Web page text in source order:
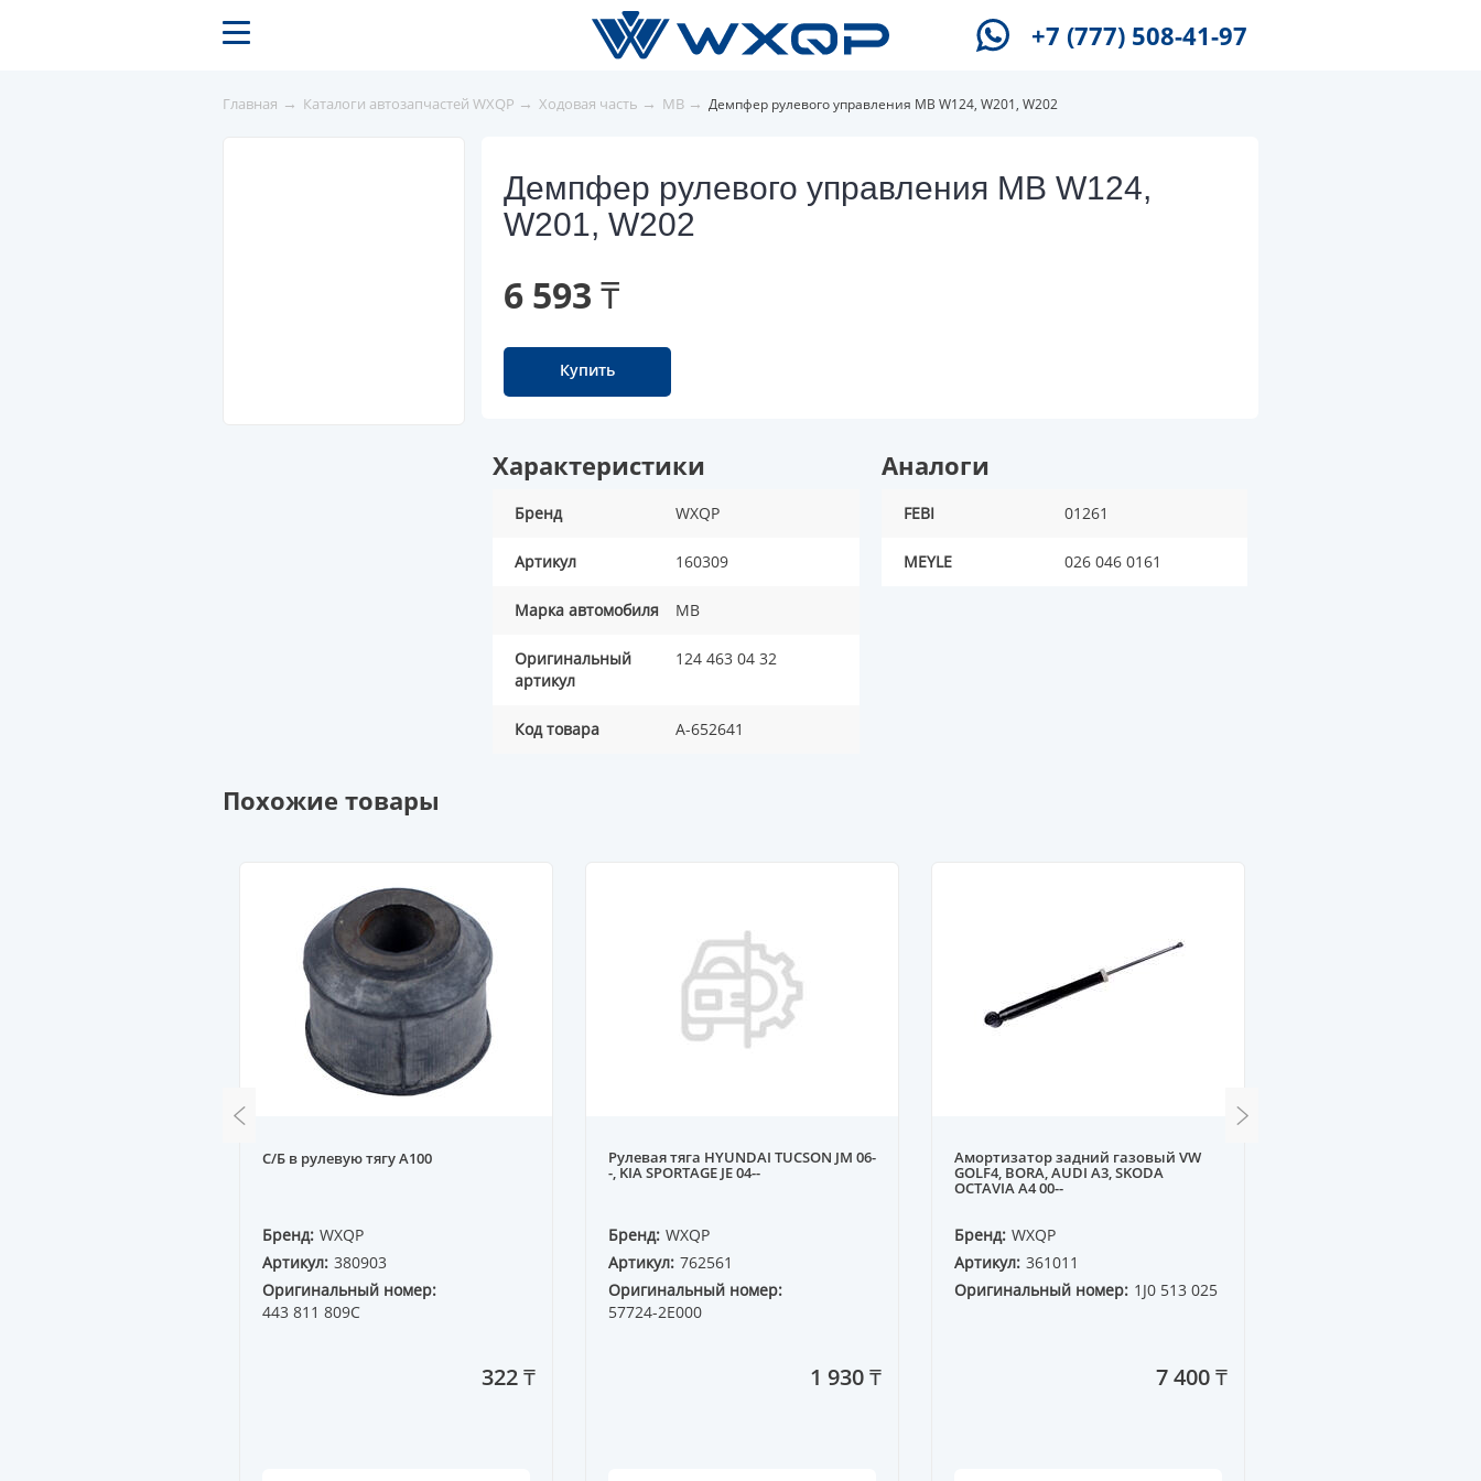
+7 (777) 508-41-97
Главная → Каталоги автозапчастей WXQP → Ходовая часть → MB → Демпфер рулевого управления MB W124, W201, W202
Демпфер рулевого управления MB W124,
W201, W202
6 593 ₸
Купить
Характеристики
Бренд WXQP
Артикул 160309
Марка автомобиля MB
Оригинальный
артикул
124 463 04 32
Код товара A-652641
Аналоги
FEBI 01261
MEYLE 026 046 0161
Похожие товары
С/Б в рулевую тягу A100
Бренд: WXQP
Артикул: 380903
Оригинальный номер:
443 811 809C
322 ₸
Рулевая тяга HYUNDAI TUCSON JM 06-
-, KIA SPORTAGE JE 04--
Бренд: WXQP
Артикул: 762561
Оригинальный номер:
57724-2E000
1 930 ₸
Амортизатор задний газовый VW
GOLF4, BORA, AUDI A3, SKODA
OCTAVIA A4 00--
Бренд: WXQP
Артикул: 361011
Оригинальный номер: 1J0 513 025
7 400 ₸